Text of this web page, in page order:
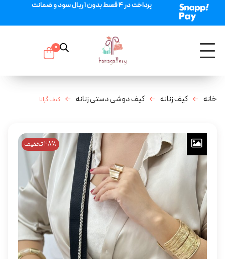
پرداخت در 4 قسط بدون 1 ریال سود و ضمانت
0
خانه کیف زنانه کیف دوشی دستی زنانه کیف گرانا
28% تخفیف